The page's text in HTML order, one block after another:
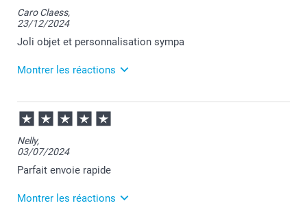
Caro Claess,
23/12/2024
Joli objet et personnalisation sympa
Montrer les réactions
04/02/2025
12:04
Merci Caroline pour vos chouettes retours sur vos
C'est un réel plaisir d'apprendre votre satisfaction.
Passez une bonne journée.
Cordialement,
Florence@smartphoto
Nelly,
03/07/2024
Parfait envoie rapide
Montrer les réactions